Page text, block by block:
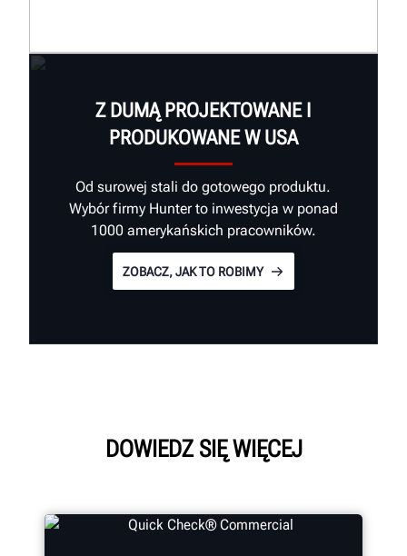
Z DUMĄ PROJEKTOWANE I
PRODUKOWANE W USA
Od surowej stali do gotowego produktu.
Wybór firmy Hunter to inwestycja w ponad
1000 amerykańskich pracowników.
ZOBACZ, JAK TO ROBIMY
DOWIEDZ SIĘ WIĘCEJ